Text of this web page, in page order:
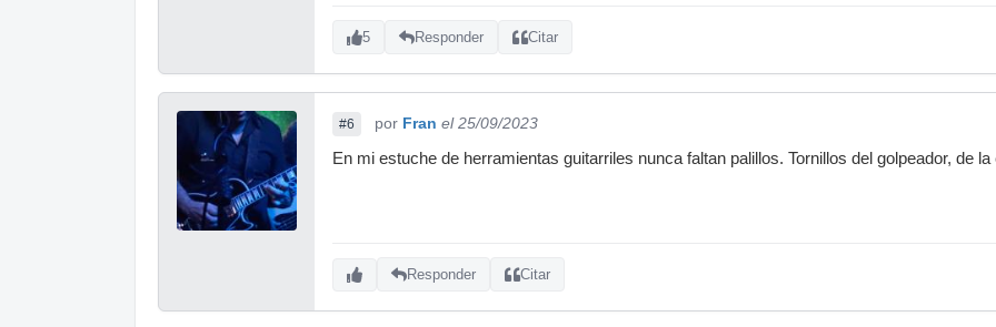
5 Responder Citar
#6 por Fran el 25/09/2023
En mi estuche de herramientas guitarriles nunca faltan palillos. Tornillos del golpeador, de
Responder Citar